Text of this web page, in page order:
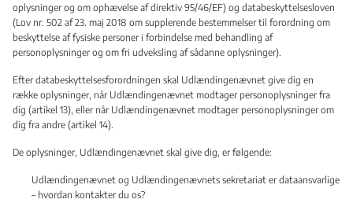
oplysninger og om ophævelse af direktiv 95/46/EF) og databeskyttelsesloven
(Lov nr. 502 af 23. maj 2018 om supplerende bestemmelser til forordning om
beskyttelse af fysiske personer i forbindelse med behandling af
personoplysninger og om fri udveksling af sådanne oplysninger).
Efter databeskyttelsesforordningen skal Udlændingenævnet give dig en
række oplysninger, når Udlændingenævnet modtager personoplysninger fra
dig (artikel 13), eller når Udlændingenævnet modtager personoplysninger om
dig fra andre (artikel 14).
De oplysninger, Udlændingenævnet skal give dig, er følgende:
Udlændingenævnet og Udlændingenævnets sekretariat er dataansvarlige
– hvordan kontakter du os?